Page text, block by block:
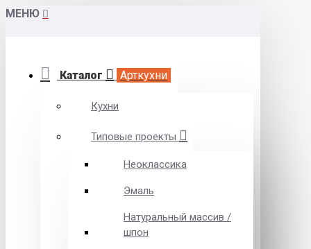
МЕНЮ
Каталог Арткухни
Кухни
Типовые проекты
Неоклассика
Эмаль
Натуральный массив /
шпон